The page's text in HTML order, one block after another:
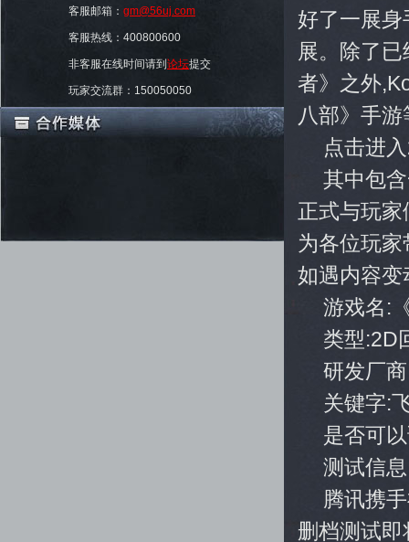
客服邮箱： gm@56uj.com
客服热线：400800600
非客服在线时间请到 论坛提交
玩家交流群：150050050
好了一展
展。除了
者》之外
八部》手
点击进
其中包
正式与玩
为各位玩
如遇内容
游戏名:
类型:2D
研发厂
关键字:
是否可
测试信
腾讯携
删档测试